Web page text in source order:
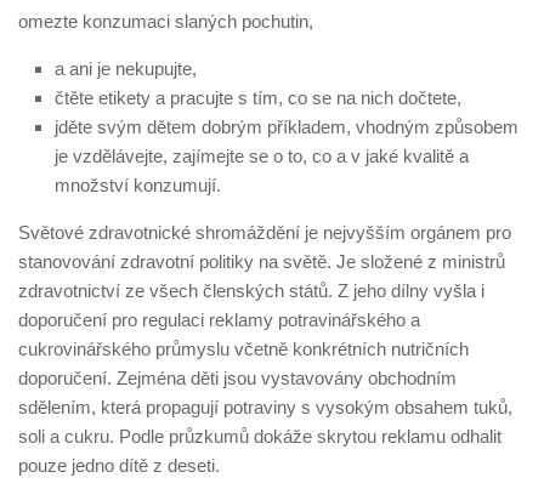
omezte konzumaci slaných pochutin,
a ani je nekupujte,
čtěte etikety a pracujte s tím, co se na nich dočtete,
jděte svým dětem dobrým příkladem, vhodným způsobem
je vzdělávejte, zajímejte se o to, co a v jaké kvalitě a
množství konzumují.
Světové zdravotnické shromáždění je nejvyšším orgánem pro
stanovování zdravotní politiky na světě. Je složené z ministrů
zdravotnictví ze všech členských států. Z jeho dílny vyšla i
doporučení pro regulaci reklamy potravinářského a
cukrovinářského průmyslu včetně konkrétních nutričních
doporučení. Zejména děti jsou vystavovány obchodním
sdělením, která propagují potraviny s vysokým obsahem tuků,
soli a cukru. Podle průzkumů dokáže skrytou reklamu odhalit
pouze jedno dítě z deseti.